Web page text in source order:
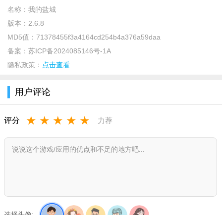
软件介绍
我的盐城app为盐城市民提供各种服务，如政府事务、医疗保
2、11大部门集体入驻，政务服务轻松办理。
名称： 我的盐城
版本： 2.6.8
MD5值： 71378455f3a4164cd254b4a376a59daa
备案： 苏ICP备2024085146号-1A
隐私政策： 点击查看
用户评论
评分 ★ ★ ★ ★ ★ 力荐